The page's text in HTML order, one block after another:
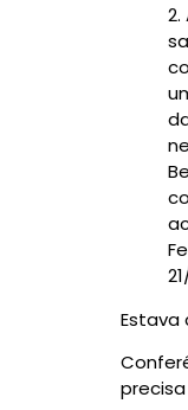
Estava